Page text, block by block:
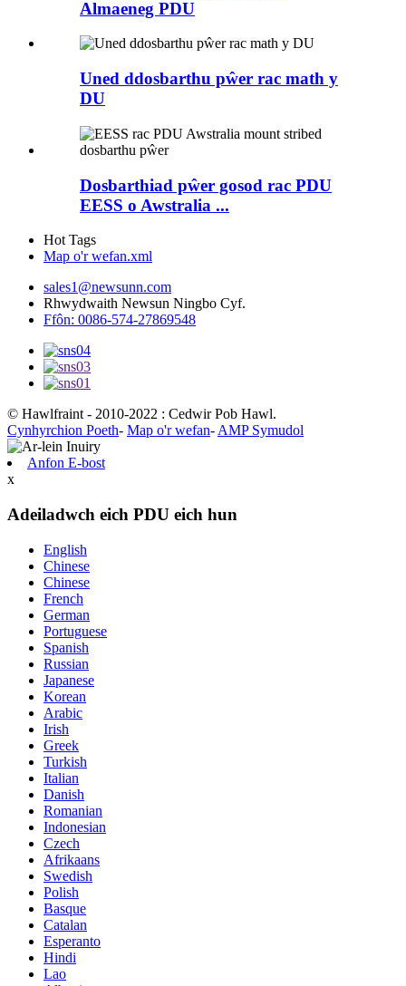
Almaeneg PDU
Uned ddosbarthu pŵer rac math y
DU
Dosbarthiad pŵer gosod rac PDU
EESS o Awstralia ...
Hot Tags
Map o'r wefan.xml
sales1@newsunn.com
Rhwydwaith Newsun Ningbo Cyf.
Ffôn: 0086-574-27869548
© Hawlfraint - 2010-2022 : Cedwir Pob Hawl.
Cynhyrchion Poeth- Map o'r wefan- AMP Symudol
Anfon E-bost
x
Adeiladwch eich PDU eich hun
English
Chinese
Chinese
French
German
Portuguese
Spanish
Russian
Japanese
Korean
Arabic
Irish
Greek
Turkish
Italian
Danish
Romanian
Indonesian
Czech
Afrikaans
Swedish
Polish
Basque
Catalan
Esperanto
Hindi
Lao